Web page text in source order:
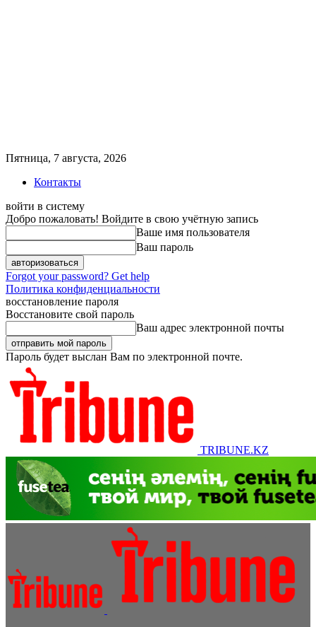
Пятница, 7 августа, 2026
Контакты
войти в систему
Добро пожаловать! Войдите в свою учётную запись
Ваше имя пользователя
Ваш пароль
Forgot your password? Get help
Политика конфиденциальности
восстановление пароля
Восстановите свой пароль
Ваш адрес электронной почты
Пароль будет выслан Вам по электронной почте.
TRIBUNE.KZ